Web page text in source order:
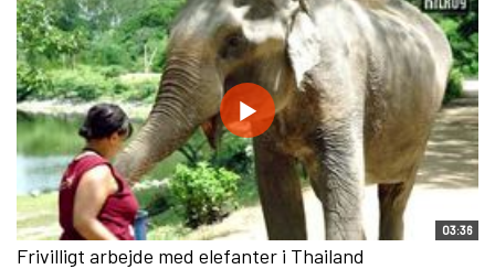
03:36
Frivilligt arbejde med elefanter i Thailand